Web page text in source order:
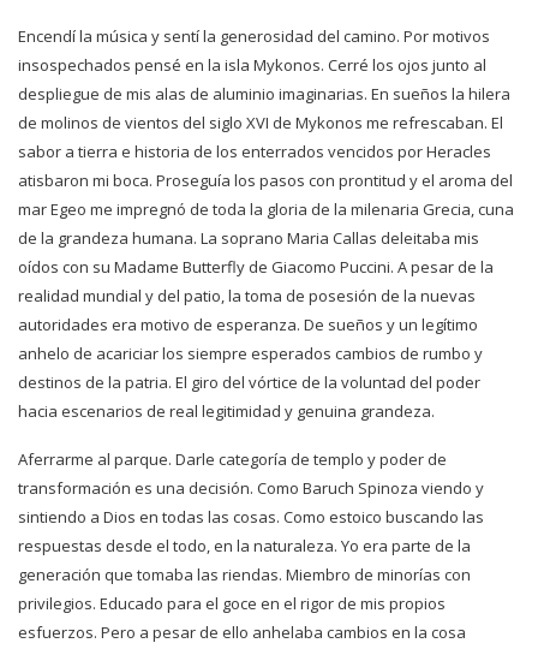
Encendí la música y sentí la generosidad del camino. Por motivos
insospechados pensé en la isla Mykonos. Cerré los ojos junto al
despliegue de mis alas de aluminio imaginarias. En sueños la hilera
de molinos de vientos del siglo XVI de Mykonos me refrescaban. El
sabor a tierra e historia de los enterrados vencidos por Heracles
atisbaron mi boca. Proseguía los pasos con prontitud y el aroma del
mar Egeo me impregnó de toda la gloria de la milenaria Grecia, cuna
de la grandeza humana. La soprano Maria Callas deleitaba mis
oídos con su Madame Butterfly de Giacomo Puccini. A pesar de la
realidad mundial y del patio, la toma de posesión de la nuevas
autoridades era motivo de esperanza. De sueños y un legítimo
anhelo de acariciar los siempre esperados cambios de rumbo y
destinos de la patria. El giro del vórtice de la voluntad del poder
hacia escenarios de real legitimidad y genuina grandeza.
Aferrarme al parque. Darle categoría de templo y poder de
transformación es una decisión. Como Baruch Spinoza viendo y
sintiendo a Dios en todas las cosas. Como estoico buscando las
respuestas desde el todo, en la naturaleza. Yo era parte de la
generación que tomaba las riendas. Miembro de minorías con
privilegios. Educado para el goce en el rigor de mis propios
esfuerzos. Pero a pesar de ello anhelaba cambios en la cosa